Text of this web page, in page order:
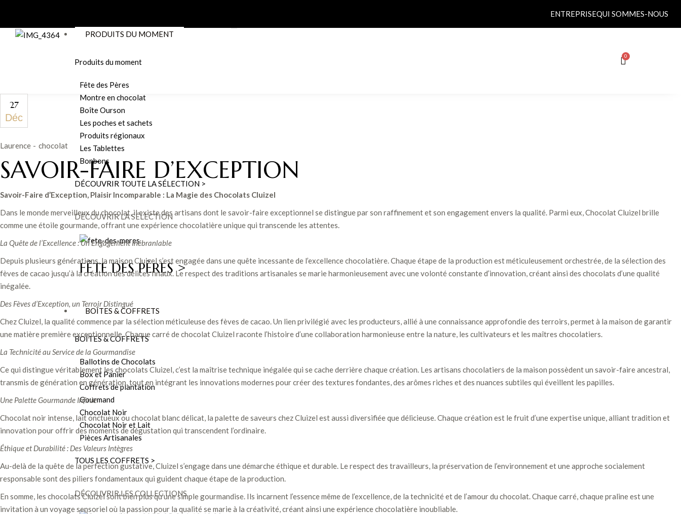
ENTREPRISEQUI SOMMES-NOUS
PRODUITS DU MOMENT
Produits du moment
Fête des Pères
Montre en chocolat
Boîte Ourson
Les poches et sachets
Produits régionaux
Les Tablettes
Bonbons
DÉCOUVRIR TOUTE LA SÉLECTION >
DÉCOUVRIR LA SÉLECTION
FÊTE DES PÈRES >
BOÎTES & COFFRETS
BOÎTES & COFFRETS
Ballotins de Chocolats
Box et Panier
Coffrets de plantation
Gourmand
Chocolat Noir
Chocolat Noir et Lait
Pièces Artisanales
TOUS LES COFFRETS >
DÉCOUVRIR LES COLLECTIONS
27
Déc
Laurence chocolat
SAVOIR-FAIRE D’EXCEPTION
Savoir-Faire d’Exception, Plaisir Incomparable : La Magie des Chocolats Cluizel
Dans le monde merveilleux du chocolat, il existe des artisans dont le savoir-faire exceptionnel se distingue par son raffinement et son engagement envers la qualité. Parmi eux, Chocolat Cluizel brille
comme une étoile gourmande, offrant une expérience chocolatière unique qui transcende les attentes.
La Quête de l’Excellence : Un Engagement Inébranlable
Depuis plusieurs générations, la maison Cluizel s’est engagée dans une quête incessante de l’excellence chocolatière. Chaque étape de la production est méticuleusement orchestrée, de la sélection des
fèves de cacao jusqu’à la création des délices finaux. Le respect des traditions artisanales se marie harmonieusement avec une volonté constante d’innovation, créant ainsi des chocolats d’une qualité
inégalée.
Des Fèves d’Exception, un Terroir Distingué
Chez Cluizel, la qualité commence par la sélection méticuleuse des fèves de cacao. Un lien privilégié avec les producteurs, allié à une connaissance approfondie des terroirs, permet à la maison de garantir
une matière première exceptionnelle. Chaque carré de chocolat Cluizel raconte l’histoire d’une collaboration harmonieuse entre la nature, les cultivateurs et les maîtres chocolatiers.
La Technicité au Service de la Gourmandise
Ce qui distingue véritablement les chocolats Cluizel, c’est la maîtrise technique inégalée qui se cache derrière chaque création. Les artisans chocolatiers de la maison possèdent un savoir-faire ancestral,
transmis de génération en génération, tout en intégrant les innovations modernes pour créer des textures fondantes, des arômes riches et des nuances subtiles qui éveillent les papilles.
Une Palette Gourmande Infinie
Chocolat noir intense, lait onctueux ou chocolat blanc délicat, la palette de saveurs chez Cluizel est aussi diversifiée que délicieuse. Chaque création est le fruit d’une expertise unique, alliant tradition et
innovation pour offrir des moments de dégustation qui transcendent l’ordinaire.
Éthique et Durabilité : Des Valeurs Intègres
Au-delà de la quête de la perfection gustative, Cluizel s’engage dans une démarche éthique et durable. Le respect des travailleurs, la préservation de l’environnement et une approche socialement
responsable sont des piliers fondamentaux qui guident chaque étape de la production.
En somme, les chocolats Cluizel sont bien plus qu’une simple gourmandise. Ils incarnent l’essence même de l’excellence, de la technicité et de l’amour du chocolat. Chaque carré, chaque praline est une
invitation à un voyage sensoriel où la passion pour la qualité se marie à la créativité, créant ainsi une expérience chocolatière inoubliable.